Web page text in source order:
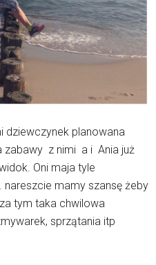
dziewczynek planowana
zabawy z nimi a i Ania już
Oni maja tyle
nareszcie mamy szansę żeby
tym taka chwilowa
sprzątania itp